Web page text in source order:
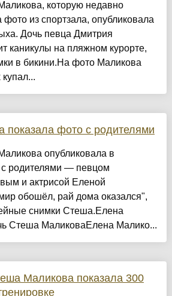
которую недавно
фото из спортзала, опубликовала
Дочь певца Дмитрия
каникулы на пляжном курорте,
в бикини.На фото Маликова
показала фото с родителями
опубликовала в
с родителями — певцом
и актрисой Еленой
обошёл, рай дома оказался",
снимки Стеша.Елена
Стеша МаликоваЕлена Малико...
Маликова показала 300